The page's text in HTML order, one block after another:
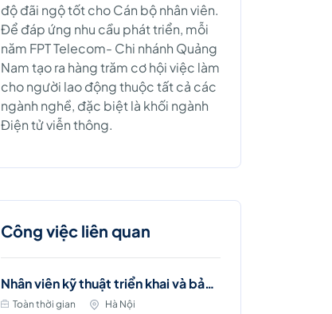
độ đãi ngộ tốt cho Cán bộ nhân viên.
Để đáp ứng nhu cầu phát triển, mỗi
năm FPT Telecom- Chi nhánh Quảng
Nam tạo ra hàng trăm cơ hội việc làm
cho người lao động thuộc tất cả các
ngành nghề, đặc biệt là khối ngành
Điện tử viễn thông.
Công việc liên quan
Nhân viên kỹ thuật triển khai và bảo trì mạng viễn thông (Ba Đình, Hà Nội)
Toàn thời gian Hà Nội